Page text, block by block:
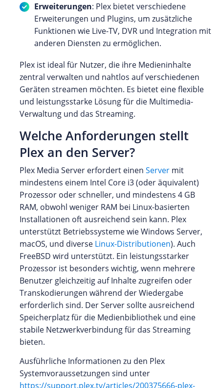
Erweiterungen: Plex bietet verschiedene
Erweiterungen und Plugins, um zusätzliche
Funktionen wie Live-TV, DVR und Integration mit
anderen Diensten zu ermöglichen.
Plex ist ideal für Nutzer, die ihre Medieninhalte
zentral verwalten und nahtlos auf verschiedenen
Geräten streamen möchten. Es bietet eine flexible
und leistungsstarke Lösung für die Multimedia-
Verwaltung und das Streaming.
Welche Anforderungen stellt
Plex an den Server?
Plex Media Server erfordert einen Server mit
mindestens einem Intel Core i3 (oder äquivalent)
Prozessor oder schneller, und mindestens 4 GB
RAM, obwohl weniger RAM bei Linux-basierten
Installationen oft ausreichend sein kann. Plex
unterstützt Betriebssysteme wie Windows Server,
macOS, und diverse Linux-Distributionen). Auch
FreeBSD wird unterstützt. Ein leistungsstarker
Prozessor ist besonders wichtig, wenn mehrere
Benutzer gleichzeitig auf Inhalte zugreifen oder
Transkodierungen während der Wiedergabe
erforderlich sind. Der Server sollte ausreichend
Speicherplatz für die Medienbibliothek und eine
stabile Netzwerkverbindung für das Streaming
bieten.
Ausführliche Informationen zu den Plex
Systemvoraussetzungen sind unter
https://support.plex.tv/articles/200375666-plex-